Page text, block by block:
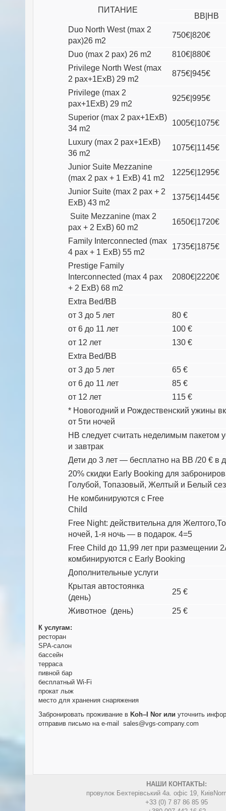
ПИТАНИЕ
BB|HB
Duo North West (max 2
pax)26 m2
750€|820€
Duo (max 2 pax) 26 m2
810€|880€
Privilege North West (max
2 pax+1ExB) 29 m2
875€|945€
Privilege (max 2
pax+1ExB) 29 m2
925€|995€
Superior (max 2 pax+1ExB)
34 m2
1005€|1075€
Luxury (max 2 pax+1ExB)
36 m2
1075€|1145€
Junior Suite Mezzanine
(max 2 pax + 1 ExB) 41 m2
1225€|1295€
Junior Suite (max 2 pax + 2
ExB) 43 m2
1375€|1445€
Suite Mezzanine (max 2
pax + 2 ExB) 60 m2
1650€|1720€
Family Interconnected (max
4 pax + 1 ExB) 55 m2
1735€|1875€
Prestige Family
Interconnected (max 4 pax
+ 2 ExB) 68 m2
2080€|2220€
Extra Bed/ВB
от 3 до 5 лет
80 €
от 6 до 11 лет
100 €
от 12 лет
130 €
Extra Bed/ВB
от 3 до 5 лет
65 €
от 6 до 11 лет
85 €
от 12 лет
115 €
* Новогодний и Рождественский ужины
от 5ти ночей
HB следует считать неделимым пакетом
и завтрак
Дети до 3 лет — бесплатно на ВВ /20 € в
20% скидки Early Booking для
Голубой, Топазовый, Желтый и Белый
Не комбинируются с Free
Child
Free Night: действительна для
ночей, 1-я ночь — в подарок. 4=5
Free Child до 11,99 лет при
комбинируются с Early Booking
Дополнительные услуги
Крытая автостоянка
(день)
25 €
Животное (день) 25 €
К услугам:
ресторан
SPA-салон
бассейн
терраса
пивной бар
бесплатный Wi-Fi
прокат лыж
место для хранения снаряжения
Забронировать проживание в Koh–I Nor или уточнить
отправив письмо на e-mail sales@vgs-company.com
НАШИ КОНТАКТЫ:
провулок Бехтерівський 4а. офіс 19, Киів
+33 (0) 7 87 86 85 95